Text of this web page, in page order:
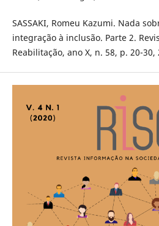
SASSAKI, Romeu Kazumi. Nada
integração à inclusão. Parte 2.
Reabilitação, ano X, n. 58, p. 20-30,